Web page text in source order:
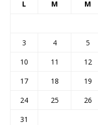
L M M
3
4 5
10
11 12
17
18 19
24
25 26
31